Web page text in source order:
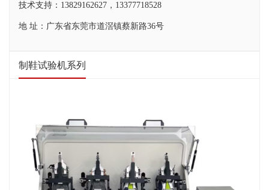
技术支持：13829162627，13377718528
地 址：广东省东莞市道滘镇蔡新路36号
制鞋试验机系列